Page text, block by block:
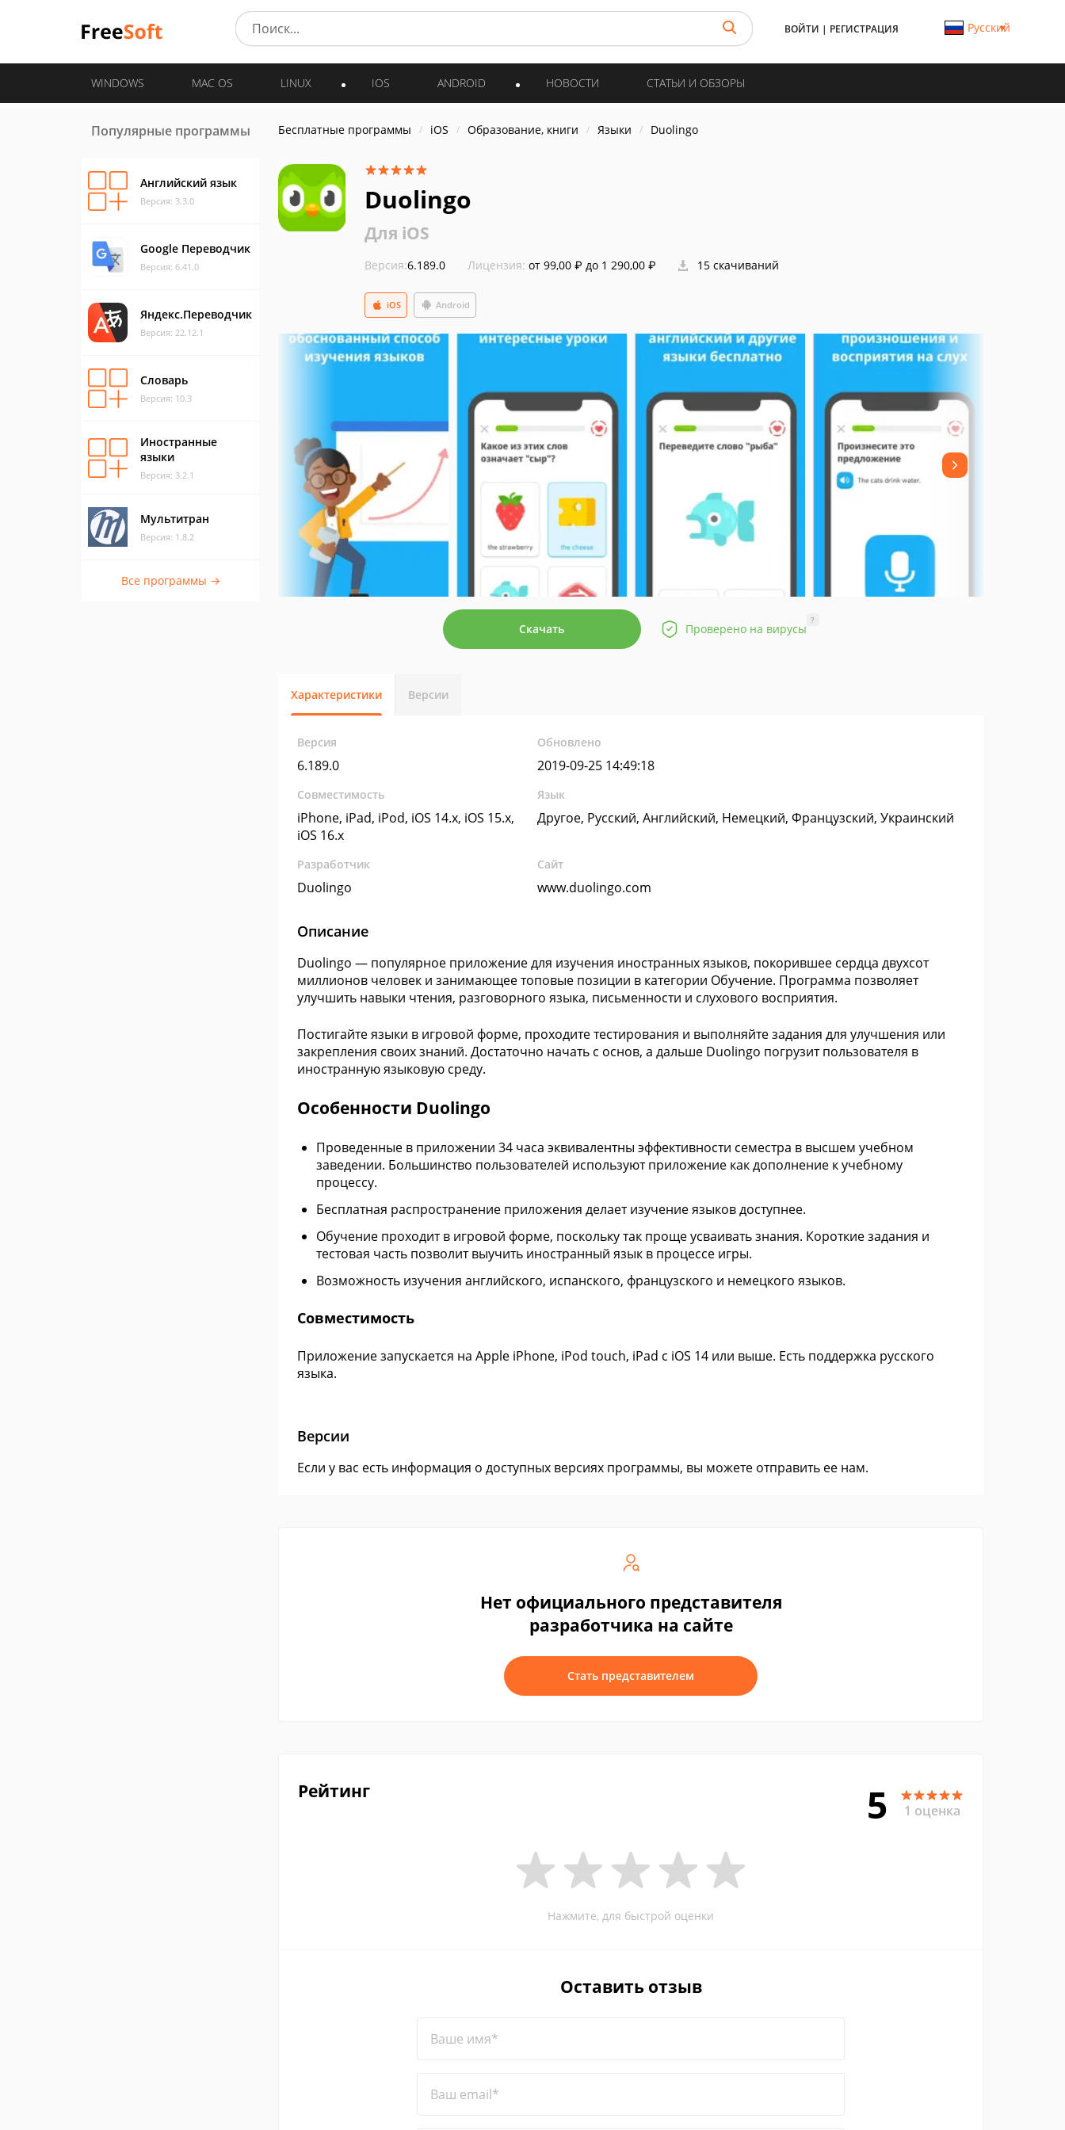
ВОЙТИ | РЕГИСТРАЦИЯ Русский
WINDOWS MAC OS LINUX IOS ANDROID НОВОСТИ СТАТЬИ И ОБЗОРЫ
Популярные программы
Английский язык
Версия: 3.3.0
Google Переводчик
Версия: 6.41.0
Яндекс.Переводчик
Версия: 22.12.1
Словарь
Версия: 10.3
Иностранные
языки
Версия: 3.2.1
Мультитран
Версия: 1.8.2
Все программы →
Бесплатные программы iOS Образование, книги Языки Duolingo
Duolingo
Для iOS
Версия:6.189.0 Лицензия: от 99,00 ₽ до 1 290,00 ₽ 15 скачиваний
Android
iOS
Скачать Проверено на вирусы
?
Характеристики Версии
Версия
6.189.0
Обновлено
2019-09-25 14:49:18
Совместимость
iPhone, iPad, iPod, iOS 14.x, iOS 15.x,
iOS 16.x
Язык
Другое, Русский, Английский, Немецкий, Французский, Украинский
Разработчик
Duolingo
Сайт
www.duolingo.com
Описание
Duolingo — популярное приложение для изучения иностранных языков, покорившее сердца двухсот
миллионов человек и занимающее топовые позиции в категории Обучение. Программа позволяет
улучшить навыки чтения, разговорного языка, письменности и слухового восприятия.
Постигайте языки в игровой форме, проходите тестирования и выполняйте задания для улучшения или
закрепления своих знаний. Достаточно начать с основ, а дальше Duolingo погрузит пользователя в
иностранную языковую среду.
Особенности Duolingo
Проведенные в приложении 34 часа эквивалентны эффективности семестра в высшем учебном
заведении. Большинство пользователей используют приложение как дополнение к учебному
процессу.
Бесплатная распространение приложения делает изучение языков доступнее.
Обучение проходит в игровой форме, поскольку так проще усваивать знания. Короткие задания и
тестовая часть позволит выучить иностранный язык в процессе игры.
Возможность изучения английского, испанского, французского и немецкого языков.
Совместимость
Приложение запускается на Apple iPhone, iPod touch, iPad с iOS 14 или выше. Есть поддержка русского
языка.
Версии
Если у вас есть информация о доступных версиях программы, вы можете отправить ее нам.
Нет официального представителя
разработчика на сайте
Стать представителем
Рейтинг 5 1 оценка
Нажмите, для быстрой оценки
Оставить отзыв
Ваше имя*
Ваш email*